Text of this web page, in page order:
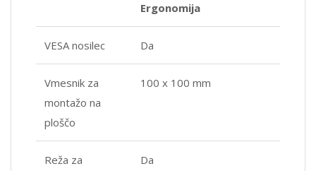
Ergonomija
VESA nosilec Da
Vmesnik za
montažo na
ploščo
100 x 100 mm
Reža za
Da